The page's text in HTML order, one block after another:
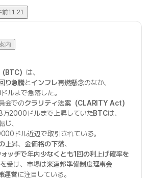
前11:21
内
BTC） は、
り急騰とインフレ再燃懸念のなか、
ルまで急落した。
会でのクラリティ法案（CLARITY Act）
万2000ドルまで上昇していたBTCは、
じ、
ドル近辺で取引されている。
上昇、金価格の下落、
ッチで年内少なくとも1回の利上げ確率を
を受け、市場は米連邦準備制度理事会
運営に注目している。